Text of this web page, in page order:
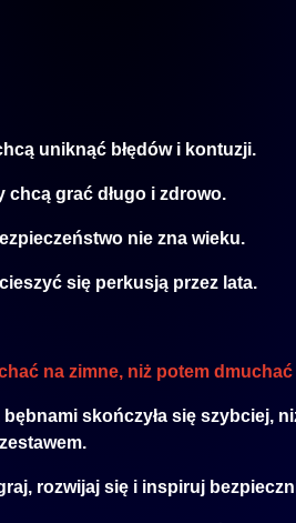
uniknąć błędów i kontuzji.
chcą grać długo i zdrowo.
nie zna wieku.
się perkusją przez lata.
na zimne, niż potem
skończyła się szybciej,
rozwijaj się i inspiruj